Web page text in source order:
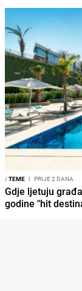
/TEME I PRIJE 2 DANA
Gdje ljetuju
godine "hit